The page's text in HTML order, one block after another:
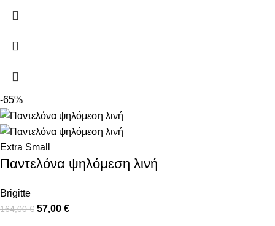
-65%
Extra Small
Παντελόνα ψηλόμεση λινή
Brigitte
164,00€ 57,00 €